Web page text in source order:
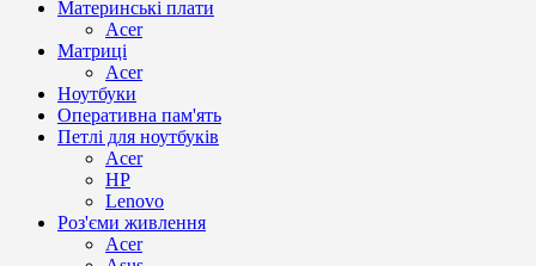
Материнські плати
Acer
Матриці
Acer
Ноутбуки
Оперативна пам'ять
Петлі для ноутбуків
Acer
HP
Lenovo
Роз'єми живлення
Acer